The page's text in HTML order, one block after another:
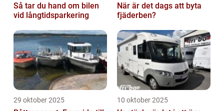
Så tar du hand om bilen
vid långtidsparkering
När är det dags att byta
fjäderben?
29 oktober 2025 10 oktober 2025